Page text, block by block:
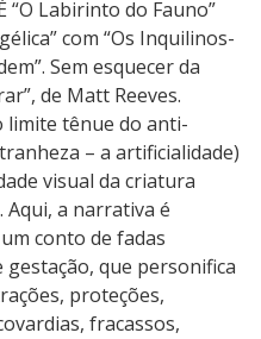
“O Labirinto do Fauno”
com “Os Inquilinos-
Sem esquecer da
de Matt Reeves.
limite tênue do anti-
– a artificialidade)
visual da criatura
Aqui, a narrativa é
conto de fadas
que personifica
proteções,
fracassos,